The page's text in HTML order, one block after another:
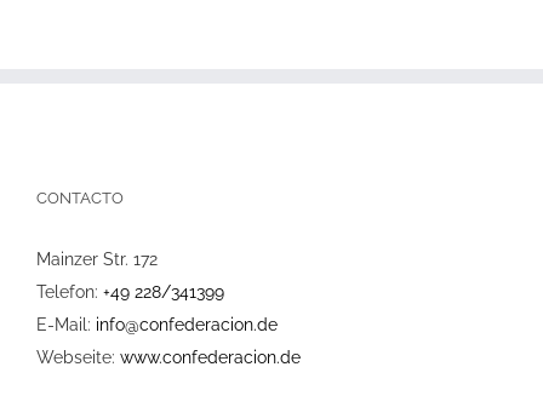
CONTACTO
Mainzer Str. 172
Telefon: +49 228/341399
E-Mail: info@confederacion.de
Webseite: www.confederacion.de